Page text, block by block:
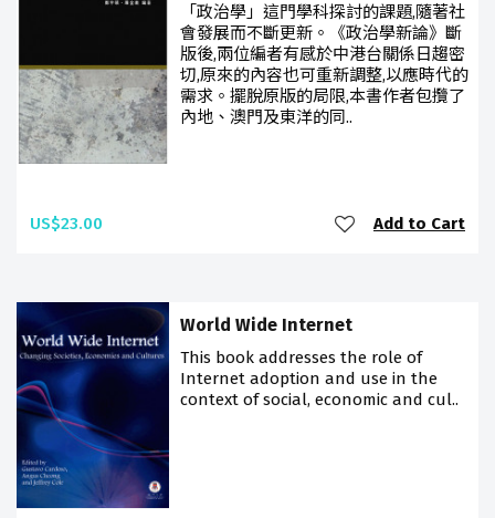
「政治學」這門學科探討的課題,隨著社
會發展而不斷更新。《政治學新論》斷
版後,兩位編者有感於中港台關係日趨密
切,原來的內容也可重新調整,以應時代的
需求。擺脫原版的局限,本書作者包攬了
內地、澳門及東洋的同..
US$23.00 Add to Cart
World Wide Internet
This book addresses the role of
Internet adoption and use in the
context of social, economic and cul..